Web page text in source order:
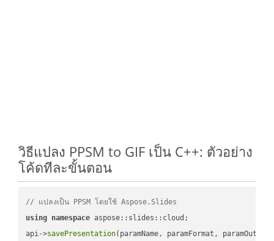
วิธีแปลง PPSM to GIF เป็น C++: ตัวอย่าง
โค้ดทีละขั้นตอน
// แปลงเป็น PPSM โดยใช้ Aspose.Slides
using namespace aspose::slides::cloud;
api->savePresentation(paramName, paramFormat,